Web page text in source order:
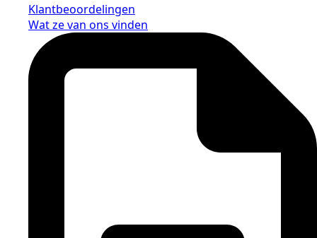
Klantbeoordelingen
Wat ze van ons vinden